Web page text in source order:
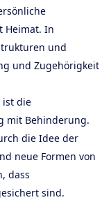
Heimat. In
und
und Zugehörigkeit
ist die
mit Behinderung.
die Idee der
neue Formen von
dass
sind.